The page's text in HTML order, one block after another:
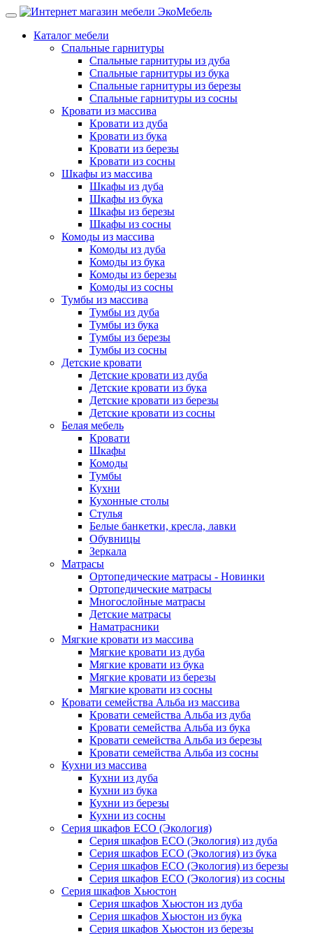
Каталог мебели
Спальные гарнитуры
Спальные гарнитуры из дуба
Спальные гарнитуры из бука
Спальные гарнитуры из березы
Спальные гарнитуры из сосны
Кровати из массива
Кровати из дуба
Кровати из бука
Кровати из березы
Кровати из сосны
Шкафы из массива
Шкафы из дуба
Шкафы из бука
Шкафы из березы
Шкафы из сосны
Комоды из массива
Комоды из дуба
Комоды из бука
Комоды из березы
Комоды из сосны
Тумбы из массива
Тумбы из дуба
Тумбы из бука
Тумбы из березы
Тумбы из сосны
Детские кровати
Детские кровати из дуба
Детские кровати из бука
Детские кровати из березы
Детские кровати из сосны
Белая мебель
Кровати
Шкафы
Комоды
Тумбы
Кухни
Кухонные столы
Стулья
Белые банкетки, кресла, лавки
Обувницы
Зеркала
Матрасы
Ортопедические матрасы - Новинки
Ортопедические матрасы
Многослойные матрасы
Детские матрасы
Наматрасники
Мягкие кровати из массива
Мягкие кровати из дуба
Мягкие кровати из бука
Мягкие кровати из березы
Мягкие кровати из сосны
Кровати семейства Альба из массива
Кровати семейства Альба из дуба
Кровати семейства Альба из бука
Кровати семейства Альба из березы
Кровати семейства Альба из сосны
Кухни из массива
Кухни из дуба
Кухни из бука
Кухни из березы
Кухни из сосны
Серия шкафов ECO (Экология)
Серия шкафов ECO (Экология) из дуба
Серия шкафов ECO (Экология) из бука
Серия шкафов ECO (Экология) из березы
Серия шкафов ECO (Экология) из сосны
Серия шкафов Хьюстон
Серия шкафов Хьюстон из дуба
Серия шкафов Хьюстон из бука
Серия шкафов Хьюстон из березы